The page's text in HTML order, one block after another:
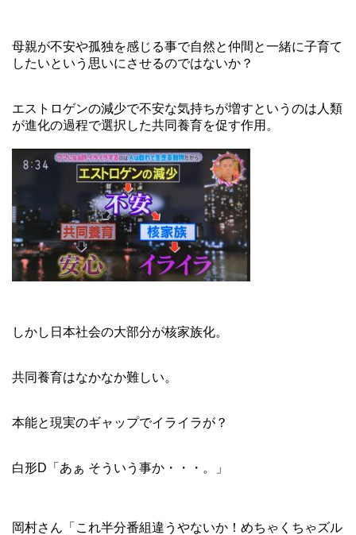
母親が不安や孤独を感じる事で自然と仲間と一緒に子育て
したいという思いにさせるのではないか？
エストロゲンの減少で不安な気持ちが増すというのは人類
が進化の過程で選択した共同養育を促す作用。
しかし日本社会の大部分が核家族化。
共同養育はなかなか難しい。
本能と現実のギャップでイライラが？
白形D「あぁ そういう事か・・・。」
岡村さん「これ半分番組違うやないか！めちゃくちゃズル